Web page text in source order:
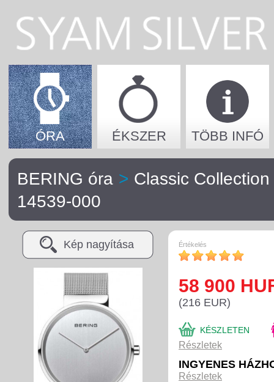
ÓRA ÉKSZER TÖBB INFÓ
BERING óra > Classic Collection
14539-000
Értékelés
58 900
(216 EUR)
KÉSZLETEN
Részletek
INGYENES
Részletek
Kép nagyítása